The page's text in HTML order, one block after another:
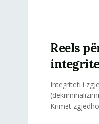
Reels
Integriteti i
Krimet